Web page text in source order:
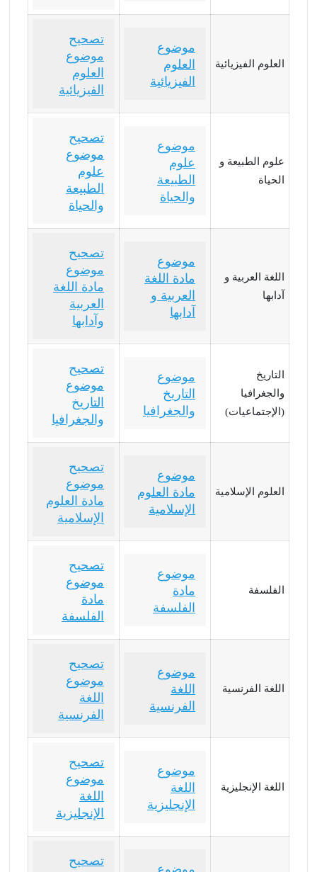
العلوم الفيزيائية
موضوع
العلوم
الفيزيائية
تصحيح
موضوع
العلوم
الفيزيائية
علوم الطبيعة و
الحياة
موضوع
علوم
الطبيعة
والحياة
تصحيح
موضوع
علوم
الطبيعة
والحياة
اللغة العربية و
آدابها
موضوع
مادة اللغة
العربية و
آدابها
تصحيح
موضوع
مادة اللغة
العربية
وآدابها
التاريخ
والجغرافيا
(الإجتماعيات)
موضوع
التاريخ
والجغرافيا
تصحيح
موضوع
التاريخ
والجغرافيا
العلوم الإسلامية
موضوع
مادة العلوم
الإسلامية
تصحيح
موضوع
مادة العلوم
الإسلامية
الفلسفة
موضوع
مادة
الفلسفة
تصحيح
موضوع
مادة
الفلسفة
اللغة الفرنسية
موضوع
اللغة
الفرنسية
تصحيح
موضوع
اللغة
الفرنسية
اللغة الإنجليزية
موضوع
اللغة
الإنجليزية
تصحيح
موضوع
اللغة
الإنجليزية
تصحيح